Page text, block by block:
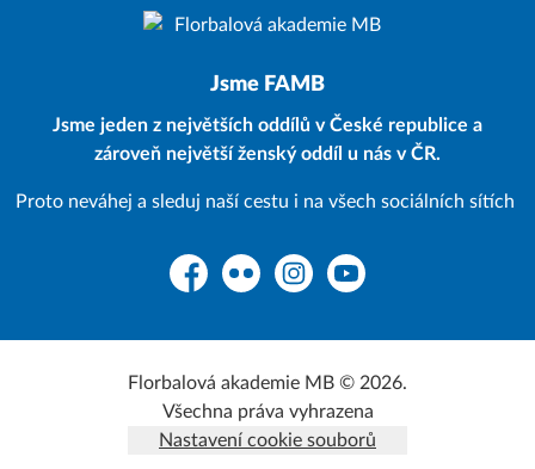
Jsme FAMB
Jsme jeden z největších oddílů v České republice a
zároveň největší ženský oddíl u nás v ČR.
Proto neváhej a sleduj naší cestu i na všech sociálních sítích
FacebookFlickr InstagramYouTube
Florbalová akademie MB © 2026.
Všechna práva vyhrazena
Nastavení cookie souborů